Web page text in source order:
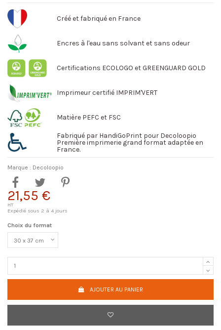
Créé et fabriqué en France
Encres à l'eau sans solvant et sans odeur
Certifications ECOLOGO et GREENGUARD GOLD
Imprimeur certifié IMPRIM'VERT
Matière PEFC et FSC
Fabriqué par HandiGoPrint pour Decoloopio
Première imprimerie grand format adaptée en
France.
Marque : Decoloopio
21,55 €
HT
Expédié sous 2 à 4 jours
Choix du format
AJOUTER AU PANIER